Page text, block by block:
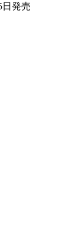
発売